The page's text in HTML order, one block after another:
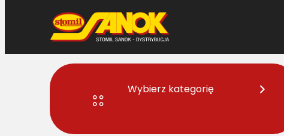
Wybierz kategorię
Strona główna > C/H-2215 Pas Harvest Belts